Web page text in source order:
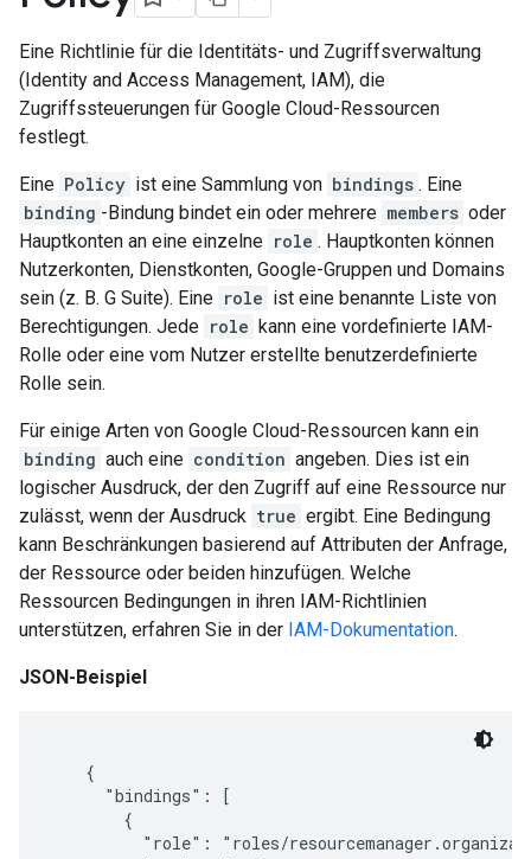
Eine Richtlinie für die Identitäts- und Zugriffsverwaltung
(Identity and Access Management, IAM), die
Zugriffssteuerungen für Google Cloud-Ressourcen
festlegt.
Eine Policy ist eine Sammlung von bindings . Eine
binding -Bindung bindet ein oder mehrere members oder
Hauptkonten an eine einzelne role . Hauptkonten können
Nutzerkonten, Dienstkonten, Google-Gruppen und Domains
sein (z. B. G Suite). Eine role ist eine benannte Liste von
Berechtigungen. Jede role kann eine vordefinierte IAM-
Rolle oder eine vom Nutzer erstellte benutzerdefinierte
Rolle sein.
Für einige Arten von Google Cloud-Ressourcen kann ein
binding auch eine condition angeben. Dies ist ein
logischer Ausdruck, der den Zugriff auf eine Ressource nur
zulässt, wenn der Ausdruck true ergibt. Eine Bedingung
kann Beschränkungen basierend auf Attributen der Anfrage,
der Ressource oder beiden hinzufügen. Welche
Ressourcen Bedingungen in ihren IAM-Richtlinien
unterstützen, erfahren Sie in der IAM-Dokumentation.
JSON-Beispiel
    {
      "bindings": [
        {
"role": "roles/